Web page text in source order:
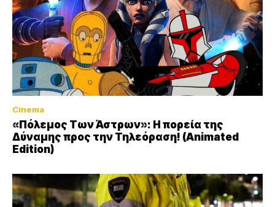
Cinema
«Πόλεμος Των Άστρων»: Η πορεία της
Δύναμης προς την Τηλεόραση! (Animated
Edition)